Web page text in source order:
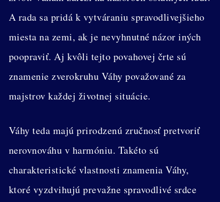
A rada sa pridá k vytváraniu spravodlivejšieho
miesta na zemi, ak je nevyhnutné názor iných
poopraviť. Aj kvôli tejto povahovej črte sú
znamenie zverokruhu Váhy považované za
majstrov každej životnej situácie.
Váhy teda majú prirodzenú zručnosť pretvoriť
nerovnováhu v harmóniu. Takéto sú
charakteristické vlastnosti znamenia Váhy,
ktoré vyzdvihujú prevažne spravodlivé srdce